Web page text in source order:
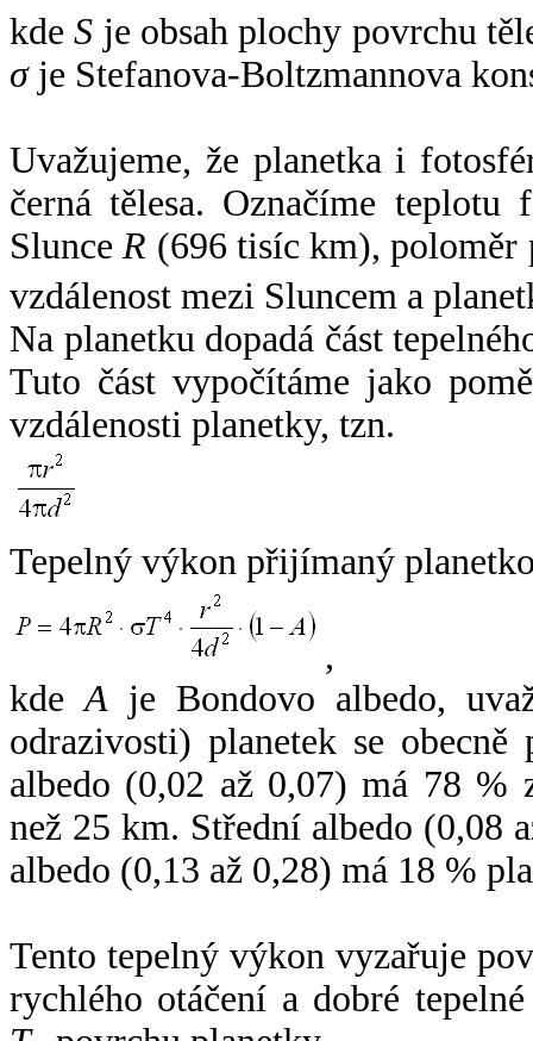
kdeS je obsah plochy povrchu
σje Stefanova-Boltzmannova
Uvažujeme, že planetka i
černá tělesa. Označíme
SlunceR (696 tisíc km),
vzdálenost mezi Sluncem a
Na planetku dopadá část
Tuto část vypočítáme jako
vzdálenosti planetky, tzn.
Tepelný výkon přijímaný
,
kdeA je Bondovo albedo,
odrazivosti) planetek se
albedo (0,02 až 0,07) má 78 %
než 25 km. Střední albedo (0,08
albedo (0,13 až 0,28) má 18 %
Tento tepelný výkon vyzařuje
rychlého otáčení a dobré